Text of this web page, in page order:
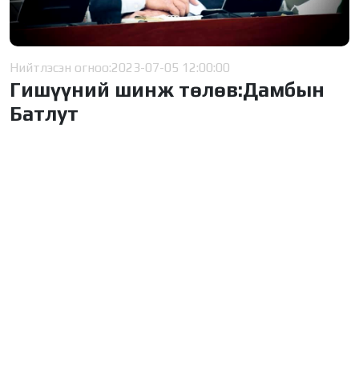
Нийтлэсэн огноо:2023-07-05 12:00:00
Гишүүний шинж төлөв:Дамбын
Батлут